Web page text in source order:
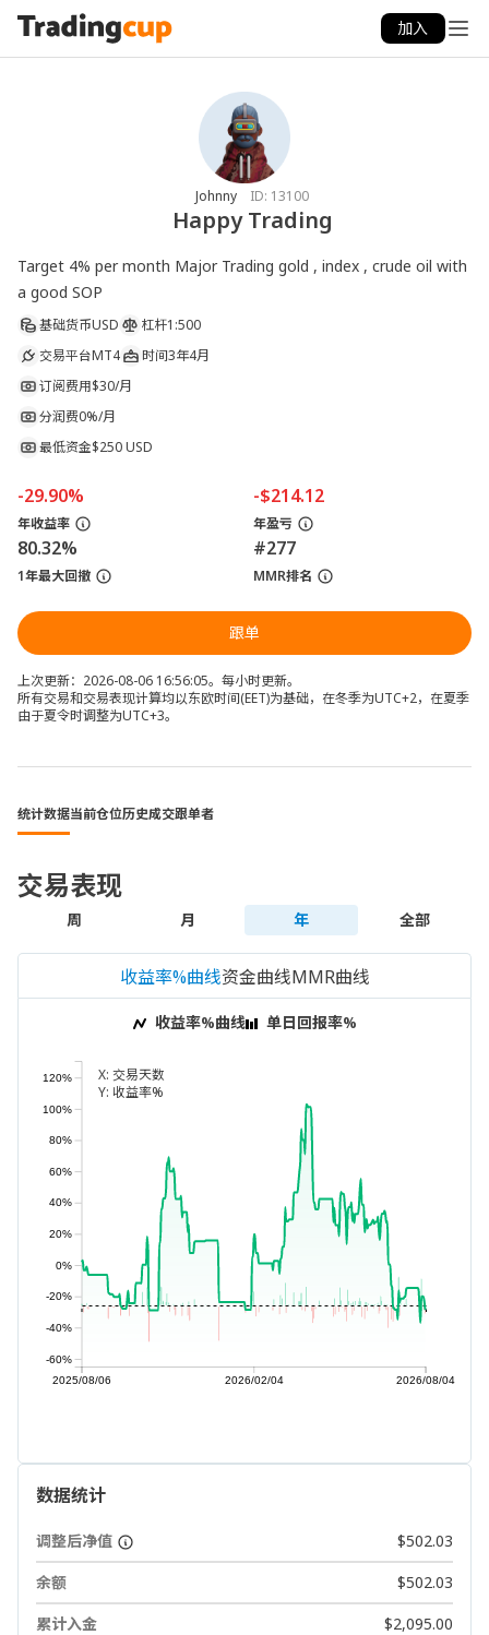
加入
Johnny ID: 13100
Happy Trading
Target 4% per month Major Trading gold , index , crude oil with
a good SOP
基础货币USD 杠杆1:500
交易平台MT4 时间3年4月
订阅费用$30/月
分润费0%/月
最低资金$250 USD
-29.90%
年收益率
-$214.12
年盈亏
80.32%
1年最大回撤
#277
MMR排名
跟单
上次更新：2026-08-06 16:56:05。每小时更新。
所有交易和交易表现计算均以东欧时间(EET)为基础，在冬季为UTC+2，在夏季
由于夏令时调整为UTC+3。
统计数据当前仓位历史成交跟单者
交易表现
周 月 年 全部
收益率%曲线资金曲线MMR曲线
收益率%曲线 单日回报率%
X: 交易天数
Y: 收益率%
-60%
-40%
-20%
0%
20%
40%
60%
80%
100%
120%
2025/08/06 2026/02/04 2026/08/04
数据统计
调整后净值
$502.03
余额
$502.03
累计入金
$2,095.00